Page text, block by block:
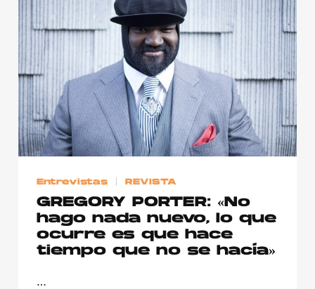
Entrevistas REVISTA
GREGORY PORTER: «No
hago nada nuevo, lo que
ocurre es que hace
tiempo que no se hacía»
…